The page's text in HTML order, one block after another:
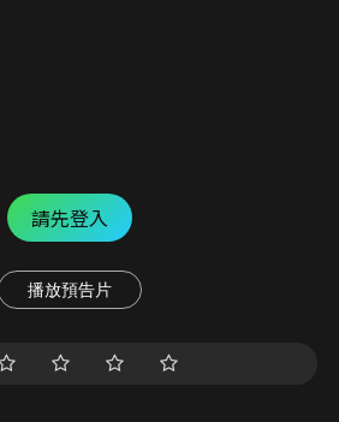
請先登入
播放預告片